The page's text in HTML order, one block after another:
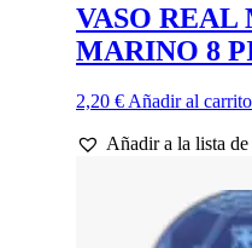
VASO REAL
MARINO 8
2,20 €Añadir al carrito
Añadir a la lista de